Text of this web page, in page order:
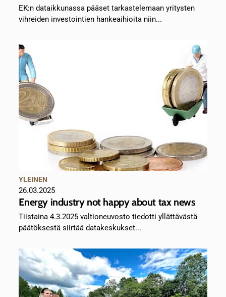
EK:n dataikkunassa pääset tarkastelemaan yritysten
vihreiden investointien hankeaihioita niin...
YLEINEN
26.03.2025
Energy industry not happy about tax news
Tiistaina 4.3.2025 valtioneuvosto tiedotti yllättävästä
päätöksestä siirtää datakeskukset...